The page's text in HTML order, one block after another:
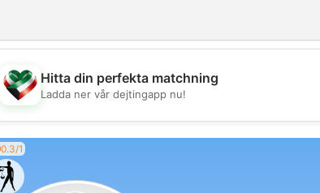
💖
Hitta din perfekta matchning
Ladda ner vår dejtingapp nu!
0.3/1